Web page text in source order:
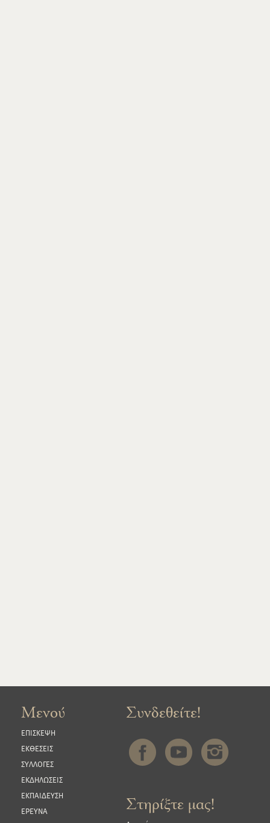
Μενού
ΕΠΙΣΚΕΨΗ
ΕΚΘΕΣΕΙΣ
ΣΥΛΛΟΓΕΣ
ΕΚΔΗΛΩΣΕΙΣ
ΕΚΠΑΙΔΕΥΣΗ
ΕΡΕΥΝΑ
Συνδεθείτε!
Στηρίξτε μας!